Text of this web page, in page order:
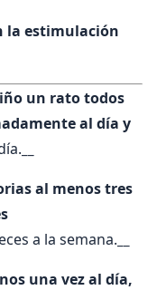
la estimulación
un rato todos
al día y
al menos tres
a la semana.
una vez al día,